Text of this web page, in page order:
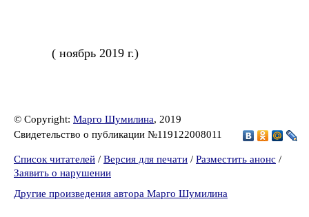
( ноябрь 2019 г.)
© Copyright: Марго Шумилина, 2019
Свидетельство о публикации №119122008011
Список читателей / Версия для печати / Разместить анонс /
Заявить о нарушении
Другие произведения автора Марго Шумилина